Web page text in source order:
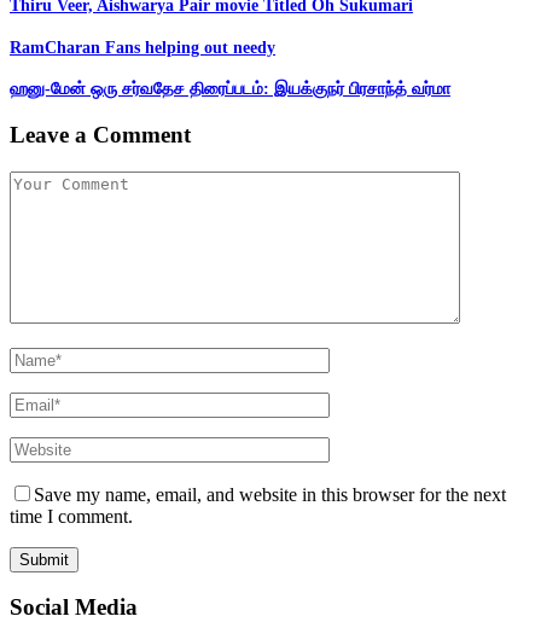
Thiru Veer, Aishwarya Pair movie Titled Oh Sukumari
RamCharan Fans helping out needy
ஹனு-மேன் ஒரு சர்வதேச திரைப்படம்: இயக்குநர் பிரசாந்த் வர்மா
Leave a Comment
Save my name, email, and website in this browser for the next
time I comment.
Social Media